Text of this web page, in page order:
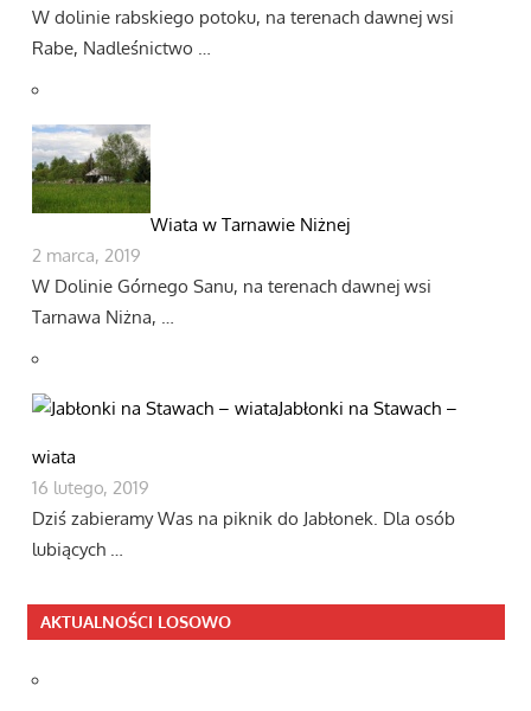
W dolinie rabskiego potoku, na terenach dawnej wsi
Rabe, Nadleśnictwo …
Wiata w Tarnawie Niżnej
2 marca, 2019
W Dolinie Górnego Sanu, na terenach dawnej wsi
Tarnawa Niżna, …
Jabłonki na Stawach –
wiata
16 lutego, 2019
Dziś zabieramy Was na piknik do Jabłonek. Dla osób
lubiących …
AKTUALNOŚCI LOSOWO